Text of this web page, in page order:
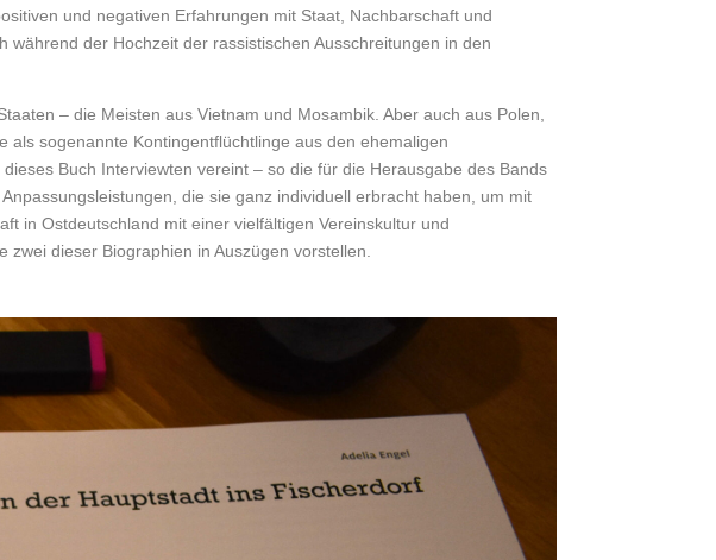
und negativen Erfahrungen mit Staat, Nachbarschaft und
der Hochzeit der rassistischen Ausschreitungen in den
– die Meisten aus Vietnam und Mosambik. Aber auch aus Polen,
sogenannte Kontingentflüchtlinge aus den ehemaligen
Buch Interviewten vereint – so die für die Herausgabe des Bands
die sie ganz individuell erbracht haben, um mit
in Ostdeutschland mit einer vielfältigen Vereinskultur und
zwei dieser Biographien in Auszügen vorstellen.